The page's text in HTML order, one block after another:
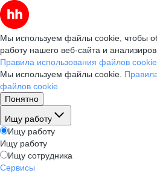
Мы используем файлы cookie, чтобы
работу нашего веб-сайта и
Правила использования файлов cookie
Мы используем файлы cookie.
файлов cookie
Понятно
Ищу работу
Ищу работу
Ищу работу
Ищу сотрудника
Сервисы